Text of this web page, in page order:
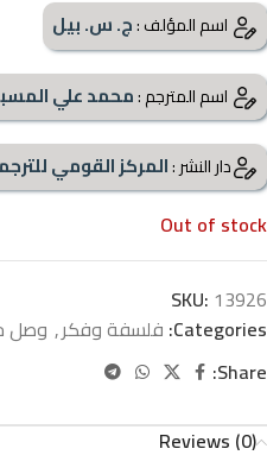
اسم المؤلف :ج. س. بيل
اسم المترجم :محمد علي
دار النشر :المركز القومي
Out of stock
SKU: 13926
Categories: فلسفة وفكر, وصل
Share:
Reviews (0)